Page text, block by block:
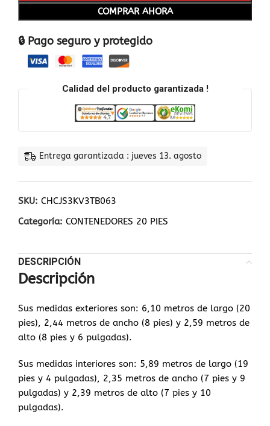
COMPRAR AHORA
🔒 Pago seguro y protegido
Calidad del producto garantizada !
Entrega garantizada : jueves 13. agosto
SKU: CHCJS3KV3TB063
Categoría: CONTENEDORES 20 PIES
DESCRIPCIÓN
Descripción
Sus medidas exteriores son: 6,10 metros de largo (20
pies), 2,44 metros de ancho (8 pies) y 2,59 metros de
alto (8 pies y 6 pulgadas).
Sus medidas interiores son: 5,89 metros de largo (19
pies y 4 pulgadas), 2,35 metros de ancho (7 pies y 9
pulgadas) y 2,39 metros de alto (7 pies y 10
pulgadas).